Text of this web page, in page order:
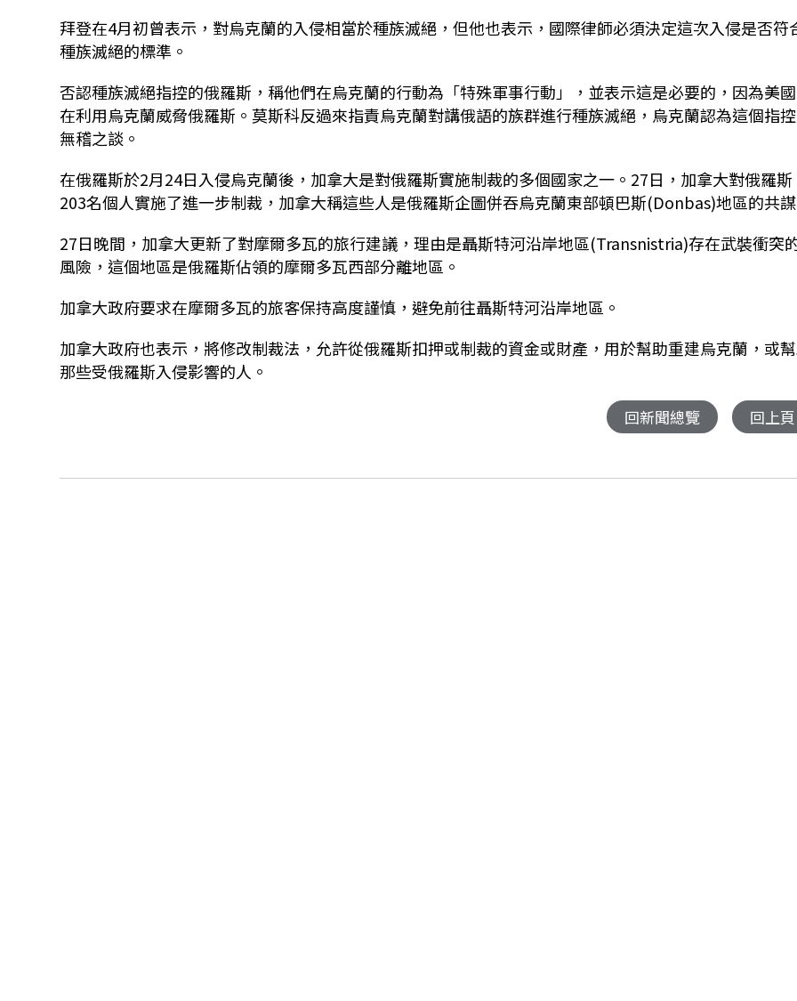
拜登在4月初曾表示，對烏克蘭的入侵相當於種族滅絕，但他也表示，國際律師必須決定這次入侵是否符
種族滅絕的標準。
否認種族滅絕指控的俄羅斯，稱他們在烏克蘭的行動為「特殊軍事行動」，並表示這是必要的，因為美
在利用烏克蘭威脅俄羅斯。莫斯科反過來指責烏克蘭對講俄語的族群進行種族滅絕，烏克蘭認為這個指
無稽之談。
在俄羅斯於2月24日入侵烏克蘭後，加拿大是對俄羅斯實施制裁的多個國家之一。27日，加拿大對俄羅斯
203名個人實施了進一步制裁，加拿大稱這些人是俄羅斯企圖併吞烏克蘭東部頓巴斯(Donbas)地區的共
27日晚間，加拿大更新了對摩爾多瓦的旅行建議，理由是聶斯特河沿岸地區(Transnistria)存在武裝衝突
風險，這個地區是俄羅斯佔領的摩爾多瓦西部分離地區。
加拿大政府要求在摩爾多瓦的旅客保持高度謹慎，避免前往聶斯特河沿岸地區。
加拿大政府也表示，將修改制裁法，允許從俄羅斯扣押或制裁的資金或財產，用於幫助重建烏克蘭，或
那些受俄羅斯入侵影響的人。
回新聞總覽 回上頁